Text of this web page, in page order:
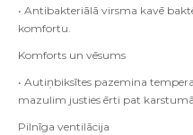
• Antibakteriālā virsma kavē
komfortu.
Komforts un vēsums
• Autiņbiksītes pazemina
mazulim justies ērti pat
Pilnīga ventilācija